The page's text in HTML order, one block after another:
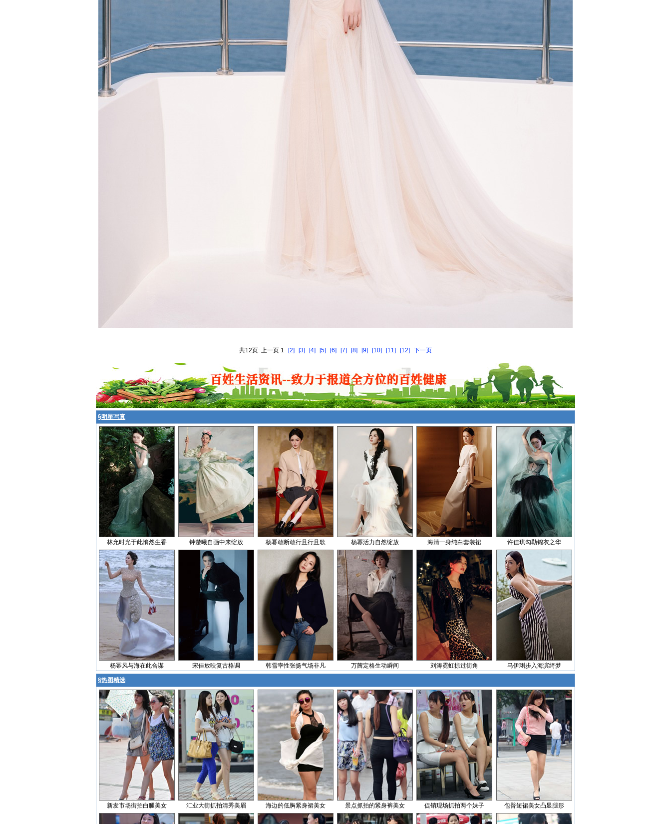
共12页: 上一页 1 [2] [3] [4] [5] [6] [7] [8] [9] [10] [11] [12] 下一页
§明星写真
林允时光于此悄然生香 钟楚曦自画中来绽放 杨幂敢断敢行且行且歌 杨幂活力自然绽放 海清一身纯白套装裙 许佳琪勾勒锦衣之华
杨幂风与海在此合谋 宋佳放映复古格调 韩雪率性张扬气场非凡 万茜定格生动瞬间 刘涛霓虹掠过街角 马伊琍步入海滨绮梦
§热图精选
新发市场街拍白腿美女 汇业大街抓拍清秀美眉 海边的低胸紧身裙美女 景点抓拍的紧身裤美女 促销现场抓拍两个妹子 包臀短裙美女凸显腿形